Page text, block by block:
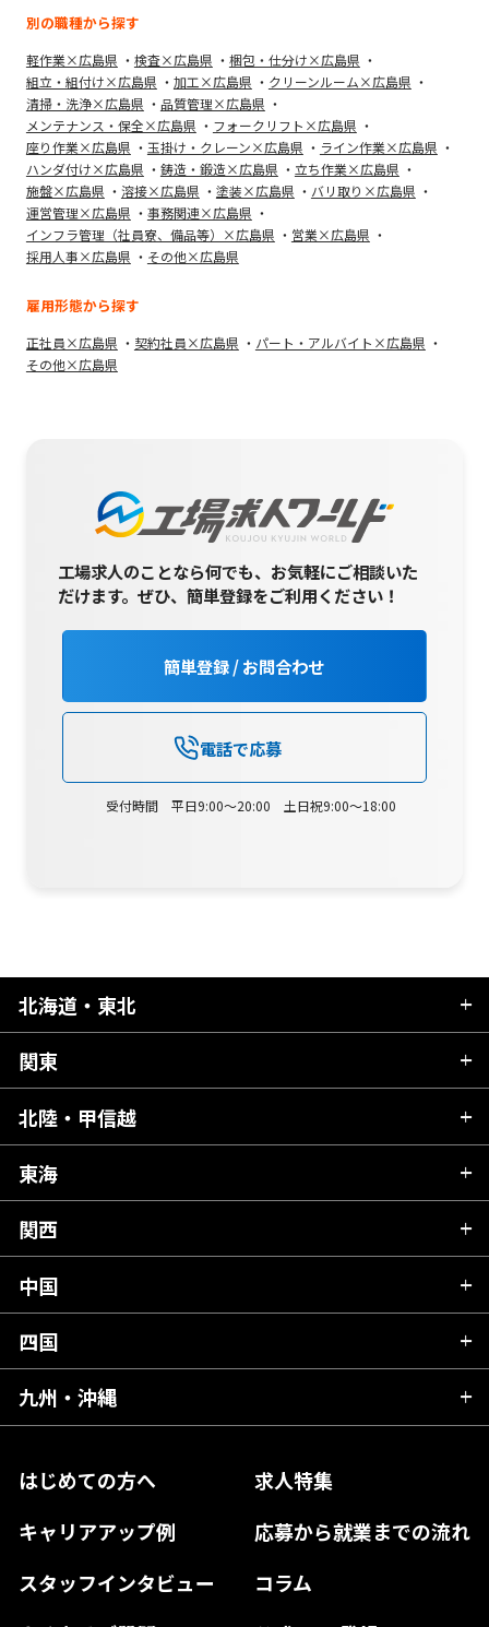
別の職種から探す
軽作業×広島県 検査×広島県
梱包・仕分け×広島県
組立・組付け×広島県
加工×広島県
クリーンルーム×広島県
清掃・洗浄×広島県
品質管理×広島県
メンテナンス・保全×広島県
フォークリフト×広島県
座り作業×広島県
玉掛け・クレーン×広島県
ライン作業×広島県
ハンダ付け×広島県
鋳造・鍛造×広島県
立ち作業×広島県
施盤×広島県
溶接×広島県 塗装×広島県
バリ取り×広島県
運営管理×広島県
事務関連×広島県
インフラ管理（社員寮、備品等）×広島県
営業×広島県
採用人事×広島県
その他×広島県
雇用形態から探す
正社員×広島県 契約社員×広島県
パート・アルバイト×広島県
その他×広島県
工場求人のことなら何でも、お気軽にご相談いた
だけます。ぜひ、簡単登録をご利用ください！
簡単登録 / お問合わせ
電話で応募
受付時間 平日9:00～20:00 土日祝9:00～18:00
はじめての方へ
求人特集
キャリアアップ例
応募から就業までの流れ
スタッフインタビュー
コラム
北海道・東北
北海道
青森県
秋田県
岩手県
宮城県
福島県
関東
茨城県
栃木県
群馬県
千葉県
東京都
神奈川県
北陸・甲信越
新潟県
富山県
石川県
山梨県
長野県
東海
岐阜県
静岡県
愛知県
関西
滋賀県
京都府
大阪府
奈良県
和歌山県
中国
広島県
岡山県
島根県
山口県
四国
愛媛県
高知県
徳島県
九州・沖縄